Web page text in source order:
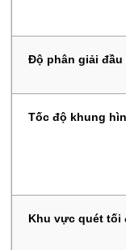
Độ phân giải đầu
Tốc độ khung
Khu vực quét tối